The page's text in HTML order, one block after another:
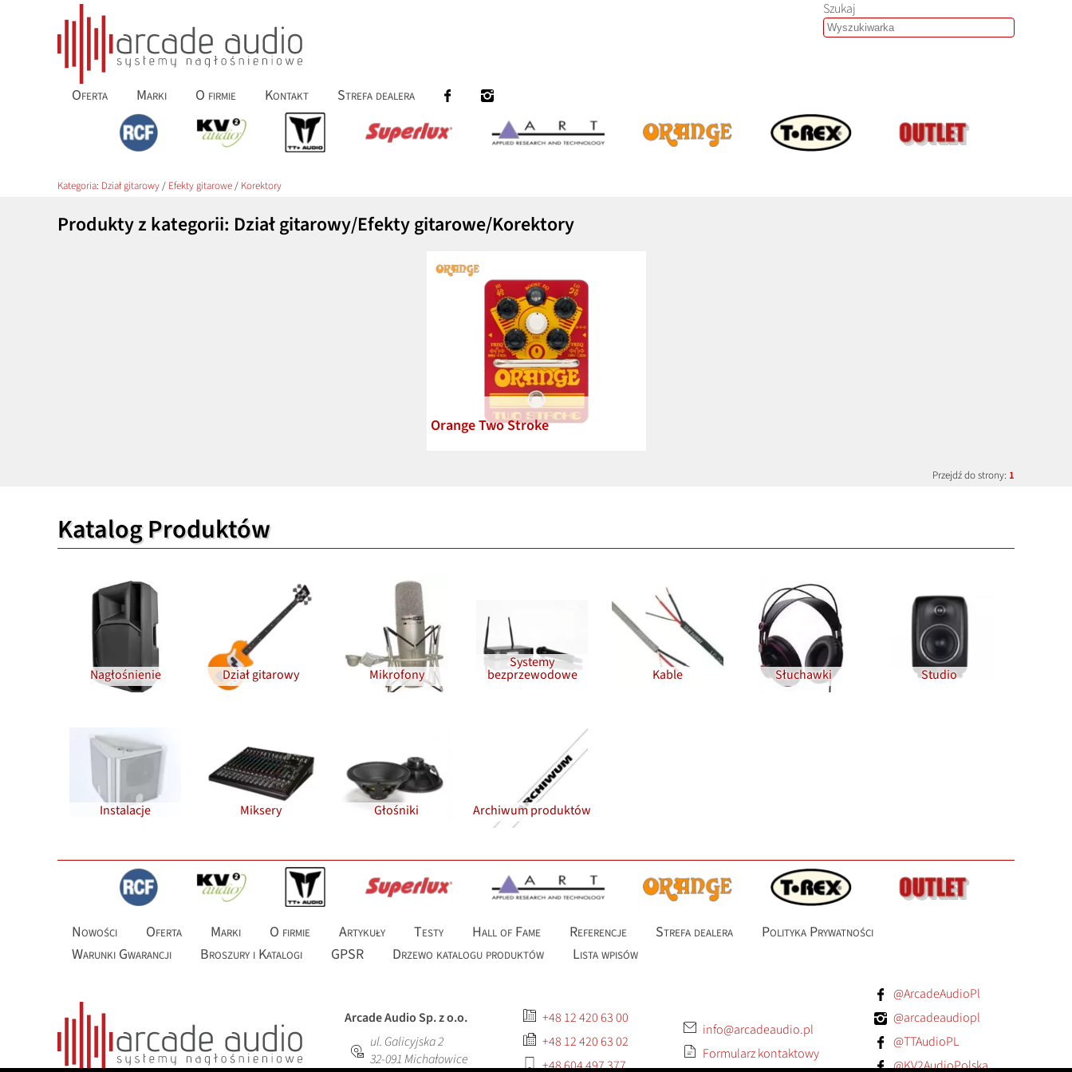
Szukaj
Oferta Marki O firmie Kontakt Strefa dealera
Kategoria: Dział gitarowy/ Efekty gitarowe/ Korektory
Produkty z kategorii: Dział gitarowy/Efekty gitarowe/Korektory
Orange Two Stroke
Przejdź do strony: 1
Katalog Produktów
Nagłośnienie Dział gitarowy Mikrofony
Systemy
bezprzewodowe Kable Słuchawki Studio
Instalacje Miksery Głośniki Archiwum produktów
Nowości Oferta Marki O firmie Artykuły Testy Hall of Fame Referencje Strefa dealera
Polityka Prywatności
Warunki Gwarancji
Broszury i Katalogi GPSR Drzewo katalogu produktów Lista wpisów
Arcade Audio Sp. z o.o.
ul. Galicyjska 2
32-091Michałowice
+48 12 420 63 00
+48 12 420 63 02
+48 604 497 377
info@arcadeaudio.pl
Formularz kontaktowy
@ArcadeAudioPl
@arcadeaudiopl
@TTAudioPL
@KV2AudioPolska